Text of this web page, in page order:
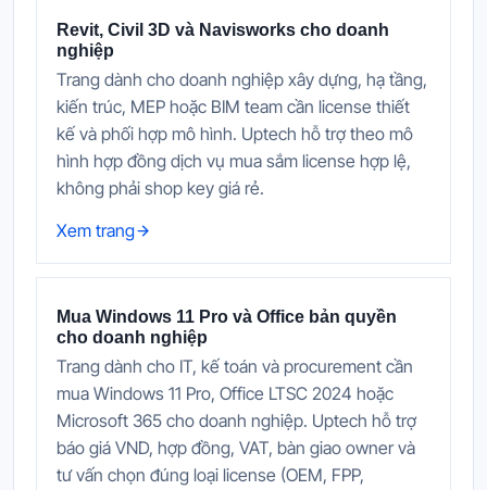
Revit, Civil 3D và Navisworks cho doanh
nghiệp
Trang dành cho doanh nghiệp xây dựng, hạ tầng,
kiến trúc, MEP hoặc BIM team cần license thiết
kế và phối hợp mô hình. Uptech hỗ trợ theo mô
hình hợp đồng dịch vụ mua sắm license hợp lệ,
không phải shop key giá rẻ.
Xem trang
Mua Windows 11 Pro và Office bản quyền
cho doanh nghiệp
Trang dành cho IT, kế toán và procurement cần
mua Windows 11 Pro, Office LTSC 2024 hoặc
Microsoft 365 cho doanh nghiệp. Uptech hỗ trợ
báo giá VND, hợp đồng, VAT, bàn giao owner và
tư vấn chọn đúng loại license (OEM, FPP,